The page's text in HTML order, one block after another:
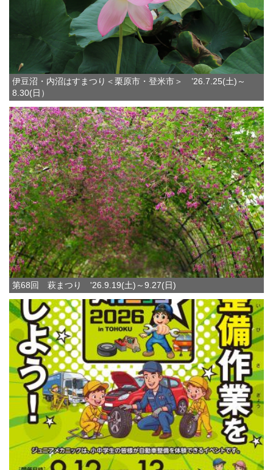
伊豆沼・内沼はすまつり＜栗原市・登米市＞ ’26.7.25(土)～
8.30(日）
第68回 萩まつり '26.9.19(土)～9.27(日)